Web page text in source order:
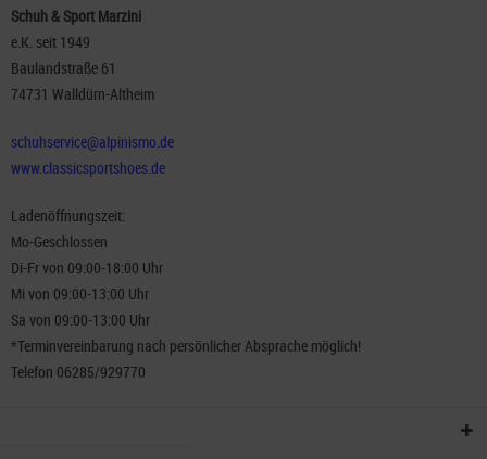
Schuh & Sport Marzini
e.K. seit 1949
Baulandstraße 61
74731 Walldürn-Altheim
schuhservice@alpinismo.de
www.classicsportshoes.de
Ladenöffnungszeit:
Mo-Geschlossen
Di-Fr von 09:00-18:00 Uhr
Mi von 09:00-13:00 Uhr
Sa von 09:00-13:00 Uhr
*Terminvereinbarung nach persönlicher Absprache möglich!
Telefon 06285/929770